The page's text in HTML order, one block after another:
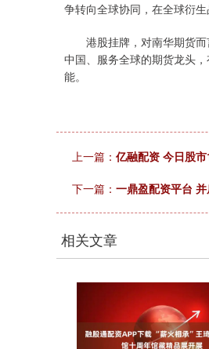
争转向全球协同，在全球衍生
港股挂牌，对南华期货而
中国、服务全球的期货龙头
能。
上一篇： 亿融配资 今日股
下一篇： 一鼎盈配资平台
相关文章